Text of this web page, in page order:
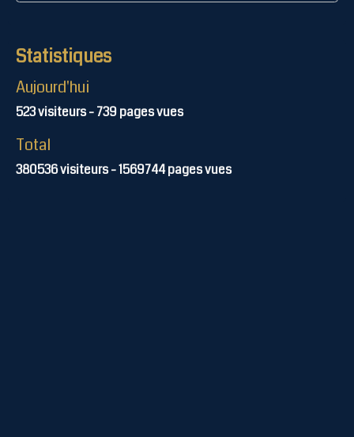
Statistiques
Aujourd'hui
523visiteurs -739pages vues
Total
380536visiteurs -1569744pages vues